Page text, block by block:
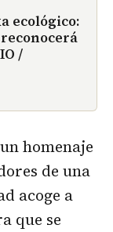
ecológico:
/
homenaje
de una
acoge a
que se